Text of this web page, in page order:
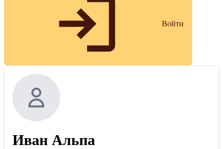
Войти
Иван Альпа